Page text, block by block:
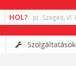
Szolgáltatások